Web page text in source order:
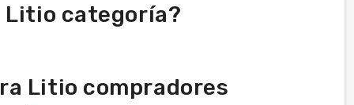
Litio categoría?
Litio compradores